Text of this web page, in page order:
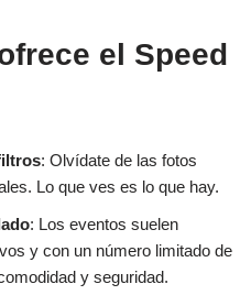
el Speed
: Olvídate de las fotos
Lo que ves es lo que hay.
: Los eventos suelen
y con un número limitado de
y seguridad.